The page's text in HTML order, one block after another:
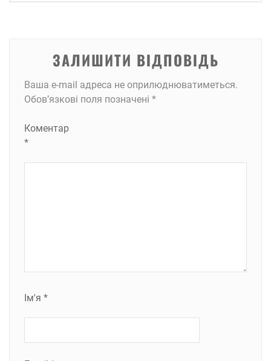
ЗАЛИШИТИ ВІДПОВІДЬ
Ваша e-mail адреса не оприлюднюватиметься.
Обов’язкові поля позначені *
Коментар
*
Ім'я *